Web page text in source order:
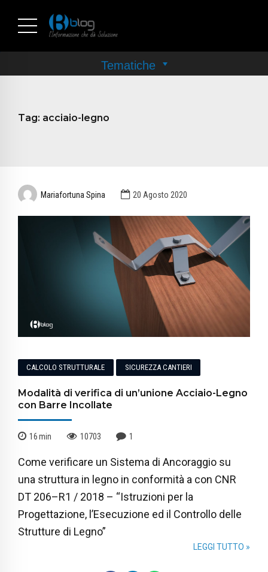
Tag: acciaio-legno
Mariafortuna Spina 20 Agosto 2020
CALCOLO STRUTTURALE SICUREZZA CANTIERI
Modalità di verifica di un’unione Acciaio-Legno
con Barre Incollate
16min 10703 1
Come verificare un Sistema di Ancoraggio su
una struttura in legno in conformità a con CNR
DT 206–R1 / 2018 – “Istruzioni per la
Progettazione, l’Esecuzione ed il Controllo delle
Strutture di Legno”
LEGGI TUTTO »